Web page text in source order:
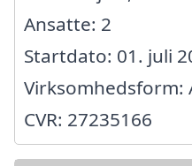
Ansatte: 2
Startdato: 01. juli
Virksomhedsform:
CVR: 27235166